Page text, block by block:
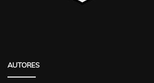
AUTORES